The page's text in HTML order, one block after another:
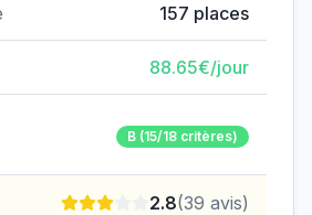
157 places
88.65€/jour
B (15/18 critères)
2.8(39 avis)